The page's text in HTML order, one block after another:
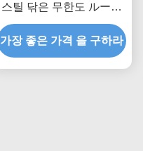
스틸 닦은 무한도 ループ
대형 분수 조각
가장 좋은 가격 을 구하라